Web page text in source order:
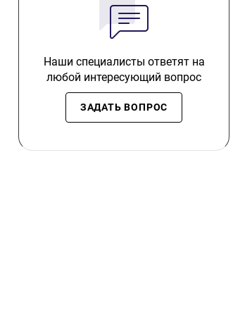
Наши специалисты ответят на
любой интересующий вопрос
ЗАДАТЬ ВОПРОС